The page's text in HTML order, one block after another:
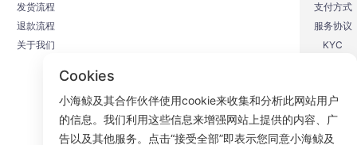
发货流程
退款流程
关于我们
支付方式
服务协议
KYC
Cookies
小海鲸及其合作伙伴使用cookie来收集和分析此网站用户
的信息。我们利用这些信息来增强网站上提供的内容、广
告以及其他服务。点击“接受全部”即表示您同意小海鲸及